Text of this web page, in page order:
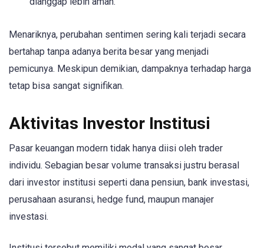
Menariknya, perubahan sentimen sering kali terjadi secara
bertahap tanpa adanya berita besar yang menjadi
pemicunya. Meskipun demikian, dampaknya terhadap harga
tetap bisa sangat signifikan.
Aktivitas Investor Institusi
Pasar keuangan modern tidak hanya diisi oleh trader
individu. Sebagian besar volume transaksi justru berasal
dari investor institusi seperti dana pensiun, bank investasi,
perusahaan asuransi, hedge fund, maupun manajer
investasi.